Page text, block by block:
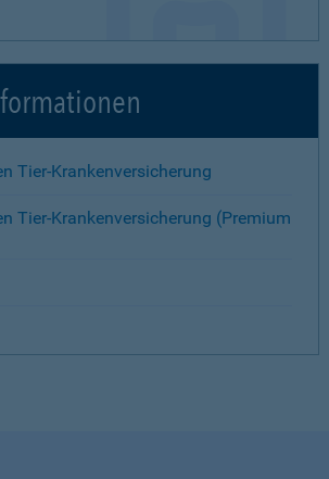
Tier-Krankenversicherung
Tier-Krankenversicherung (Premium